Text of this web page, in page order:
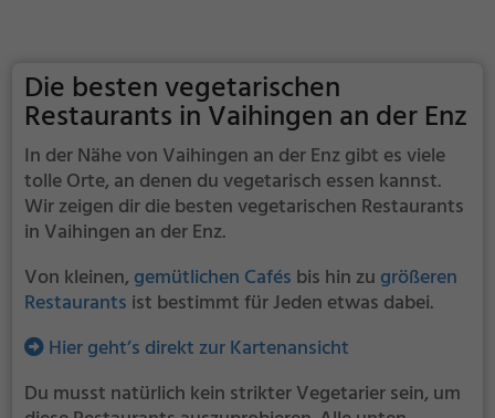
Die besten vegetarischen
Restaurants in Vaihingen an der Enz
In der Nähe von Vaihingen an der Enz gibt es viele
tolle Orte, an denen du vegetarisch essen kannst.
Wir zeigen dir die besten vegetarischen Restaurants
in Vaihingen an der Enz.
Von kleinen,gemütlichen Cafés bis hin zu größeren
Restaurants ist bestimmt für Jeden etwas dabei.
Hier geht’s direkt zur Kartenansicht
Du musst natürlich kein strikter Vegetarier sein, um